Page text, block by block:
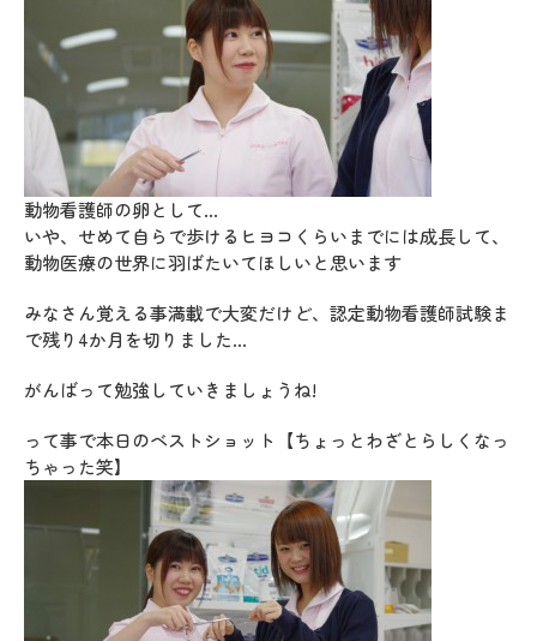
動物看護師の卵として…
いや、せめて自らで歩けるヒヨコくらいまでには成長して、
動物医療の世界に羽ばたいてほしいと思います
みなさん覚える事満載で大変だけど、認定動物看護師試験ま
で残り4か月を切りました…
がんばって勉強していきましょうね!
って事で本日のベストショット【ちょっとわざとらしくなっ
ちゃった笑】